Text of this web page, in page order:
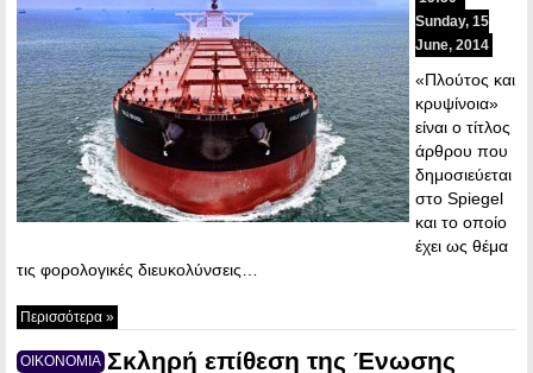
Sunday, 15
June, 2014
«Πλούτος και
κρυψίνοια»
είναι ο τίτλος
άρθρου που
δημοσιεύεται
στο Spiegel
και το οποίο
έχει ως θέμα
τις φορολογικές διευκολύνσεις…
Περισσότερα »
ΟΙΚΟΝΟΜΙΑ Σκληρή επίθεση της Ένωσης